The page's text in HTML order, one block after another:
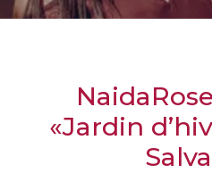
«Jardin